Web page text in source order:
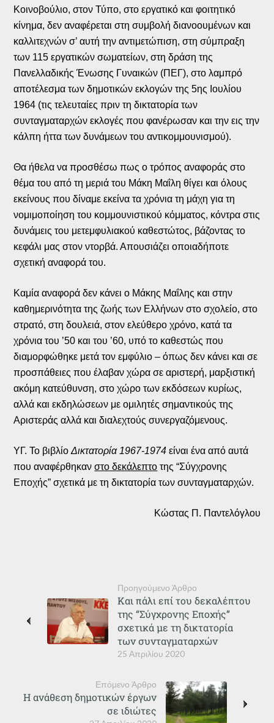
Κοινοβούλιο, στον Τύπο, στο εργατικό και φοιτητικό
κίνημα, δεν αναφέρεται στη συμβολή διανοουμένων και
καλλιτεχνών σ’ αυτή την αντιμετώπιση, στη σύμπραξη
των 115 εργατικών σωματείων, στη δράση της
Πανελλαδικής Ένωσης Γυναικών (ΠΕΓ), στο λαμπρό
αποτέλεσμα των δημοτικών εκλογών της 5ης Ιουλίου
1964 (τις τελευταίες πριν τη δικτατορία των
συνταγματαρχών εκλογές που φανέρωσαν και την εις την
κάλπη ήττα των δυνάμεων του αντικομμουνισμού).
Θα ήθελα να προσθέσω πως ο τρόπος αναφοράς στο
θέμα του από τη μεριά του Μάκη Μαΐλη θίγει και όλους
εκείνους που δίναμε εκείνα τα χρόνια τη μάχη για τη
νομιμοποίηση του κομμουνιστικού κόμματος, κόντρα στις
δυνάμεις του μετεμφυλιακού καθεστώτος, βάζοντας το
κεφάλι μας στον ντορβά. Απουσιάζει οποιαδήποτε
σχετική αναφορά του.
Καμία αναφορά δεν κάνει ο Μάκης Μαΐλης και στην
καθημερινότητα της ζωής των Ελλήνων στο σχολείο, στο
στρατό, στη δουλειά, στον ελεύθερο χρόνο, κατά τα
χρόνια του ’50 και του ’60, υπό το καθεστώς που
διαμορφώθηκε μετά τον εμφύλιο – όπως δεν κάνει και σε
προσπάθειες που έλαβαν χώρα σε αριστερή, μαρξιστική
ακόμη κατεύθυνση, στο χώρο των εκδόσεων κυρίως,
αλλά και εκδηλώσεων με ομιλητές σημαντικούς της
Αριστεράς αλλά και διαλεχτούς συνεργαζόμενους.
ΥΓ. Το βιβλίοΔικτατορία 1967-1974 είναι ένα από αυτά
που αναφέρθηκανστο δεκάλεπτο της “Σύγχρονης
Εποχής” σχετικά με τη δικτατορία των συνταγματαρχών.
Κώστας Π. Παντελόγλου
Προηγούμενο Άρθρο
25 Απριλίου 2020
Και πάλι επί του δεκαλέπτου
της “Σύγχρονης Εποχής”
σχετικά με τη δικτατορία
των συνταγματαρχών
Επόμενο Άρθρο
Η ανάθεση δημοτικών έργων
σε ιδιώτες